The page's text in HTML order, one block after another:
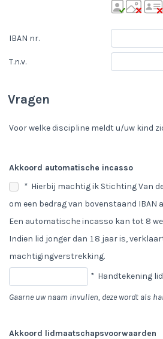
IBAN nr.
T.n.v.
Vragen
Voor welke discipline meldt u/uw kind
Akkoord automatische incasso
* Hierbij machtig ik Stichting Van
om een bedrag van bovenstaand
Een automatische incasso kan tot 8
Indien lid jonger dan 18 jaar is,
machtigingverstrekking.
* Handtekening
Gaarne uw naam invullen, deze wordt als
Akkoord lidmaatschapsvoorwaarden